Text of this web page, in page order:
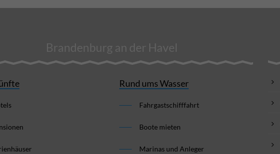
Brandenburg an der Havel
Rund ums Wasser
Fahrgastschifffahrt
Boote mieten
Marinas und Anleger